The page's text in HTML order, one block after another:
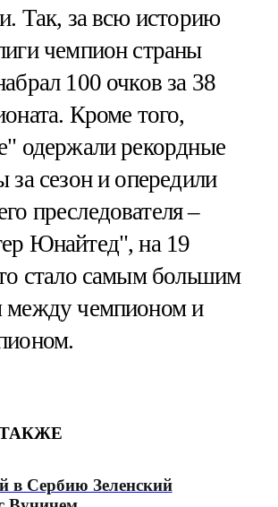
Так, за всю историю
чемпион страны
100 очков за 38
Кроме того,
одержали рекордные
за сезон и опередили
преследователя –
Юнайтед", на 19
стало самым большим
между чемпионом и
в Сербию Зеленский